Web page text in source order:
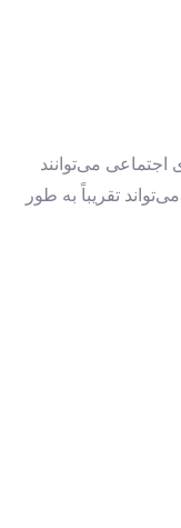
می‌توانند
تقریباً به طور